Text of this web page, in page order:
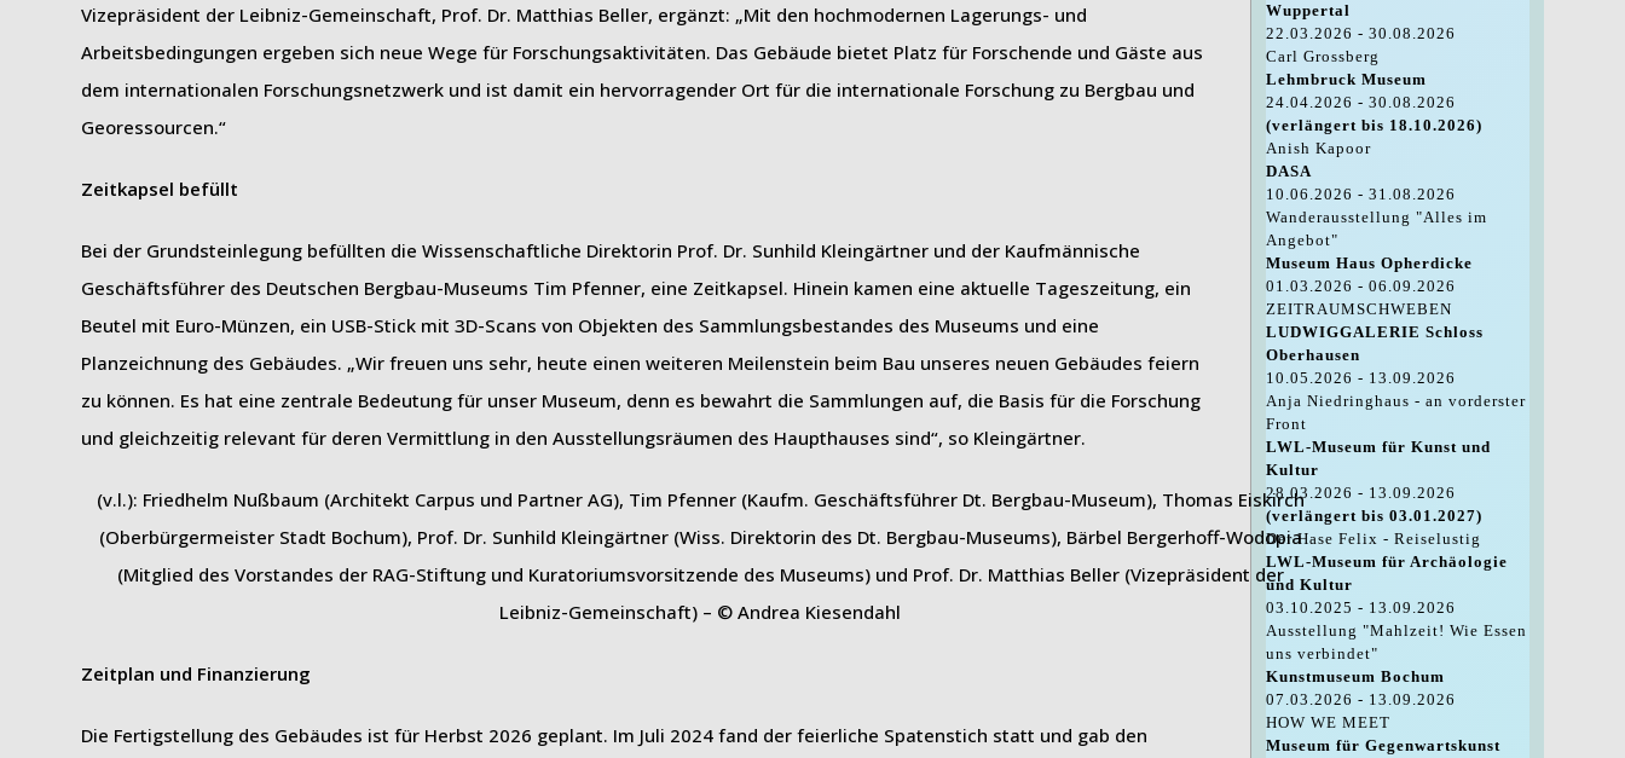
Vizepräsident der Leibniz-Gemeinschaft, Prof. Dr. Matthias Beller, ergänzt: „Mit den hochmodernen Lagerungs- und
Arbeitsbedingungen ergeben sich neue Wege für Forschungsaktivitäten. Das Gebäude bietet Platz für Forschende und Gäste aus
dem internationalen Forschungsnetzwerk und ist damit ein hervorragender Ort für die internationale Forschung zu Bergbau und
Georessourcen.“
Zeitkapsel befüllt
Bei der Grundsteinlegung befüllten die Wissenschaftliche Direktorin Prof. Dr. Sunhild Kleingärtner und der Kaufmännische
Geschäftsführer des Deutschen Bergbau-Museums Tim Pfenner, eine Zeitkapsel. Hinein kamen eine aktuelle Tageszeitung, ein
Beutel mit Euro-Münzen, ein USB-Stick mit 3D-Scans von Objekten des Sammlungsbestandes des Museums und eine
Planzeichnung des Gebäudes. „Wir freuen uns sehr, heute einen weiteren Meilenstein beim Bau unseres neuen Gebäudes feiern
zu können. Es hat eine zentrale Bedeutung für unser Museum, denn es bewahrt die Sammlungen auf, die Basis für die Forschung
und gleichzeitig relevant für deren Vermittlung in den Ausstellungsräumen des Haupthauses sind“, so Kleingärtner.
(v.l.): Friedhelm Nußbaum (Architekt Carpus und Partner AG), Tim Pfenner (Kaufm. Geschäftsführer Dt. Bergbau-Museum), Thomas Eiskirch
(Oberbürgermeister Stadt Bochum), Prof. Dr. Sunhild Kleingärtner (Wiss. Direktorin des Dt. Bergbau-Museums), Bärbel Bergerhoff-Wodopia
(Mitglied des Vorstandes der RAG-Stiftung und Kuratoriumsvorsitzende des Museums) und Prof. Dr. Matthias Beller (Vizepräsident der
Leibniz-Gemeinschaft) – © Andrea Kiesendahl
Zeitplan und Finanzierung
Die Fertigstellung des Gebäudes ist für Herbst 2026 geplant. Im Juli 2024 fand der feierliche Spatenstich statt und gab den
Wuppertal
22.03.2026 - 30.08.2026
Carl Grossberg
Lehmbruck Museum
24.04.2026 - 30.08.2026
(verlängert bis 18.10.2026)
Anish Kapoor
DASA
10.06.2026 - 31.08.2026
Wanderausstellung "Alles im
Angebot"
Museum Haus Opherdicke
01.03.2026 - 06.09.2026
ZEITRAUMSCHWEBEN
LUDWIGGALERIE Schloss
Oberhausen
10.05.2026 - 13.09.2026
Anja Niedringhaus - an vorderster
Front
LWL-Museum für Kunst und
Kultur
28.03.2026 - 13.09.2026
(verlängert bis 03.01.2027)
Der Hase Felix - Reiselustig
LWL-Museum für Archäologie
und Kultur
03.10.2025 - 13.09.2026
Ausstellung "Mahlzeit! Wie Essen
uns verbindet"
Kunstmuseum Bochum
07.03.2026 - 13.09.2026
HOW WE MEET
Museum für Gegenwartskunst